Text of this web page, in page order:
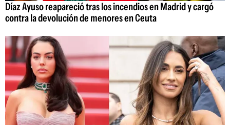
Díaz Ayuso reapareció tras los incendios en Madrid y cargó
contra la devolución de menores en Ceuta